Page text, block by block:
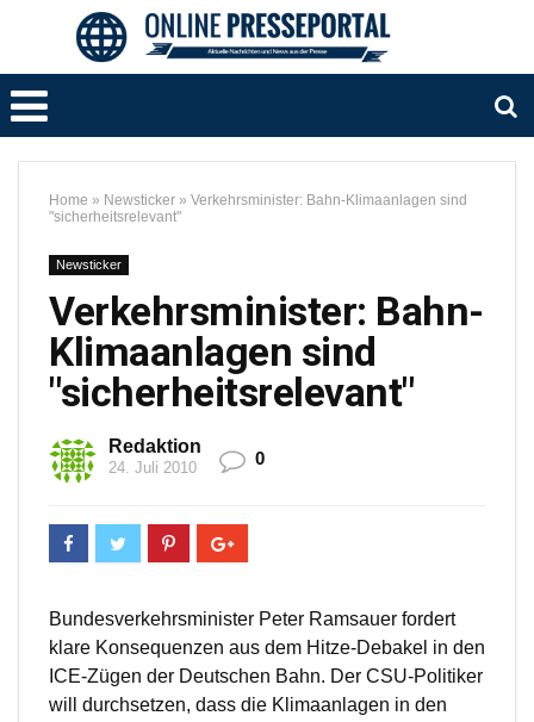
Home » Newsticker » Verkehrsminister: Bahn-Klimaanlagen sind
"sicherheitsrelevant"
Newsticker
Verkehrsminister: Bahn-
Klimaanlagen sind
"sicherheitsrelevant"
Redaktion
24. Juli 2010 0
Bundesverkehrsminister Peter Ramsauer fordert
klare Konsequenzen aus dem Hitze-Debakel in den
ICE-Zügen der Deutschen Bahn. Der CSU-Politiker
will durchsetzen, dass die Klimaanlagen in den